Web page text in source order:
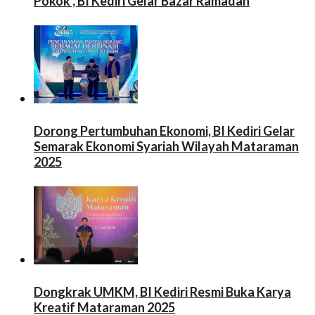
y
n
g
a
u
l
y
a
n
g
b
a
r
u
)
a
g
b
a
r
u
)
a
g
a
r
u
)
Dorong Pertumbuhan Ekonomi, BI Kediri Gelar
Semarak Ekonomi Syariah Wilayah Mataraman
2025
Dongkrak UMKM, BI Kediri Resmi Buka Karya
Kreatif Mataraman 2025